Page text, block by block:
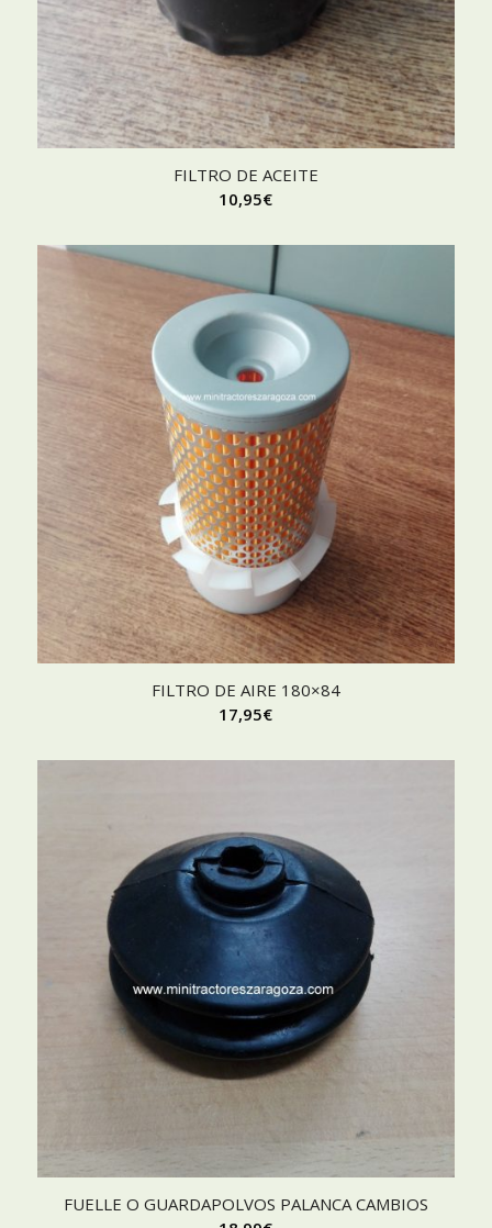
FILTRO DE ACEITE
10,95€
FILTRO DE AIRE 180×84
17,95€
FUELLE O GUARDAPOLVOS PALANCA CAMBIOS